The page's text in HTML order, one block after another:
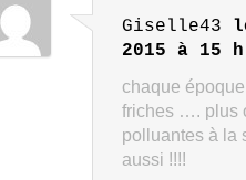
Giselle43
2015 à 15
chaque
friches …. plus
polluantes à la
aussi !!!!